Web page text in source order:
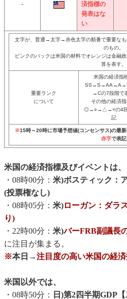
-
済指標の
発表はな
い
文字が、普通→太字→赤色太字の順番で重要な
のもの。
ピンクのバックは米国の材料でオレンジは金融
算を表す。
重要ランク
について
米国の経済指
→Cの7段階で
その他の経済
◎→○→△→×の4段
記
※15時～20時に市場予想値(コンセンサス)の最
赤字で表記
米国の経済指標及びイベントは、
・08時00分： 米)ボスティック：
(投票権なし)
・08時05分： 米)ローガン：ダラ
り)
・22時00分： 米)バーFRB副議長
に注目が集まる。
※本日→注目度の高い米国の経
米国以外では、
・08時50分：
日)第2四半期GDP【